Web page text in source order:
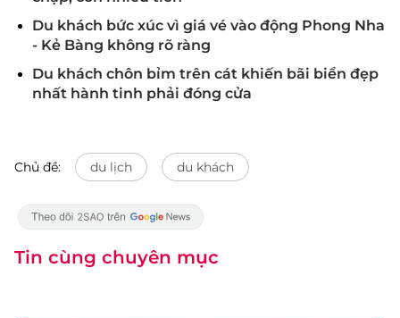
Du khách bức xúc vì giá vé vào động Phong Nha
- Kẻ Bàng không rõ ràng
Du khách chôn bỉm trên cát khiến bãi biển đẹp
nhất hành tinh phải đóng cửa
Chủ đề: du lịch du khách
Tin cùng chuyên mục